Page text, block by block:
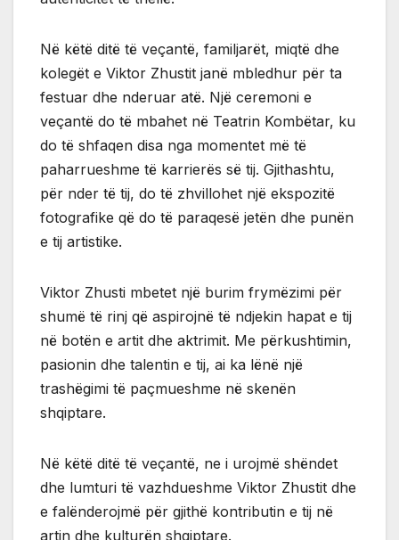
Në këtë ditë të veçantë, familjarët, miqtë dhe
kolegët e Viktor Zhustit janë mbledhur për ta
festuar dhe nderuar atë. Një ceremoni e
veçantë do të mbahet në Teatrin Kombëtar, ku
do të shfaqen disa nga momentet më të
paharrueshme të karrierës së tij. Gjithashtu,
për nder të tij, do të zhvillohet një ekspozitë
fotografike që do të paraqesë jetën dhe punën
e tij artistike.
Viktor Zhusti mbetet një burim frymëzimi për
shumë të rinj që aspirojnë të ndjekin hapat e tij
në botën e artit dhe aktrimit. Me përkushtimin,
pasionin dhe talentin e tij, ai ka lënë një
trashëgimi të paçmueshme në skenën
shqiptare.
Në këtë ditë të veçantë, ne i urojmë shëndet
dhe lumturi të vazhdueshme Viktor Zhustit dhe
e falënderojmë për gjithë kontributin e tij në
artin dhe kulturën shqiptare.